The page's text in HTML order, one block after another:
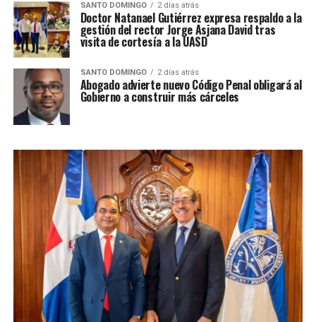
SANTO DOMINGO 2 días atrás
Doctor Natanael Gutiérrez expresa respaldo a la
gestión del rector Jorge Asjana David tras
visita de cortesía a la UASD
SANTO DOMINGO 2 días atrás
Abogado advierte nuevo Código Penal obligará al
Gobierno a construir más cárceles